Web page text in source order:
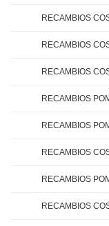
RECAMBIOS
RECAMBIOS
RECAMBIOS
RECAMBIOS
RECAMBIOS
RECAMBIOS
RECAMBIOS
RECAMBIOS